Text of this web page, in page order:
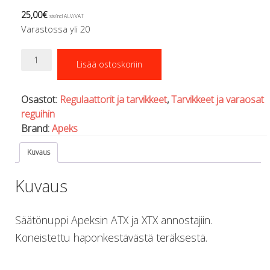
Muu aiheeseen liittyvä sälä
Kirjat
Molnar Janos
Ojamo
Puukot, leikkurit ja sakset
POISTOKORI
Pukujen tarvikkeet, hanskat ym.
25,00€ sis/incl ALV/VAT
Varastossa yli 20
Apeksin
annostimen
säätönuppi
määrä
Lisää ostoskoriin
Osastot: Regulaattorit ja tarvikkeet,Tarvikkeet ja varaosat
reguihin
Brand:Apeks
Kuvaus
Kuvaus
Säätönuppi Apeksin ATX ja XTX annostajiin.
Koneistettu haponkestävästä teräksestä.